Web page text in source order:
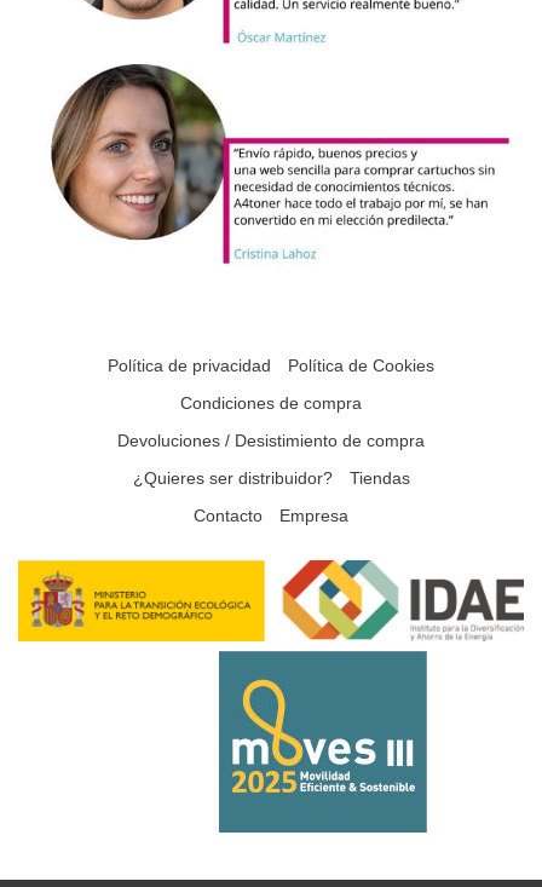
Política de privacidad
Política de Cookies
Condiciones de compra
Devoluciones / Desistimiento de compra
¿Quieres ser distribuidor?
Tiendas
Contacto
Empresa